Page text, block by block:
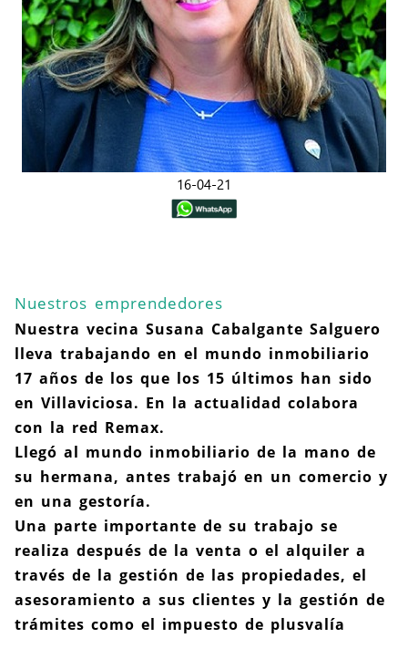
16-04-21
Nuestros emprendedores
Nuestra vecina Susana Cabalgante Salguero
lleva trabajando en el mundo inmobiliario
17 años de los que los 15 últimos han sido
en Villaviciosa. En la actualidad colabora
con la red Remax.
Llegó al mundo inmobiliario de la mano de
su hermana, antes trabajó en un comercio y
en una gestoría.
Una parte importante de su trabajo se
realiza después de la venta o el alquiler a
través de la gestión de las propiedades, el
asesoramiento a sus clientes y la gestión de
trámites como el impuesto de plusvalía